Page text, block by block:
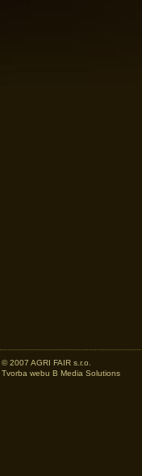
© 2007 AGRI FAIR s.r.o.
Tvorba webu B Media Solutions